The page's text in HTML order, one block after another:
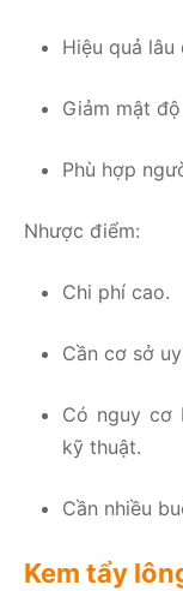
Hiệu quả lâu
Giảm mật
Phù hợp
Nhược điểm:
Chi phí cao.
Cần cơ sở
Có nguy cơ
kỹ thuật.
Cần nhiều
Kem tẩy